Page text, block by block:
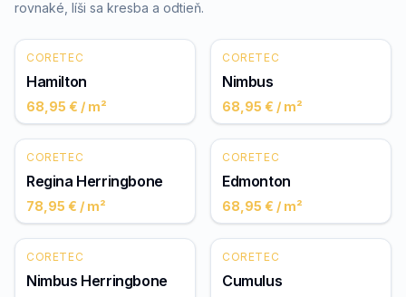
rovnaké, líši sa kresba a odtieň.
CORETEC
Hamilton
68,95 € / m²
CORETEC
Nimbus
68,95 € / m²
CORETEC
Regina Herringbone
78,95 € / m²
CORETEC
Edmonton
68,95 € / m²
CORETEC
Nimbus Herringbone
CORETEC
Cumulus